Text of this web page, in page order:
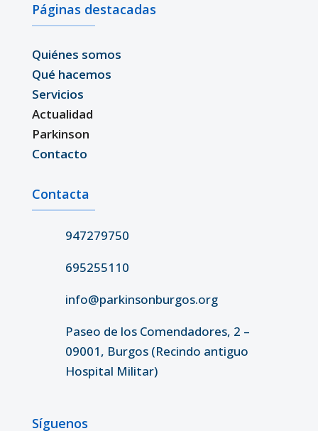
Páginas destacadas
Quiénes somos
Qué hacemos
Servicios
Actualidad
Parkinson
Contacto
Contacta
947279750
695255110
info@parkinsonburgos.org
Paseo de los Comendadores, 2 –
09001, Burgos (Recindo antiguo
Hospital Militar)
Síguenos